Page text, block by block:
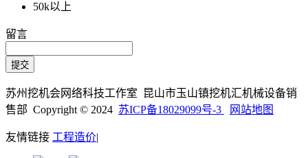
50k以上
留言
苏州挖机会网络科技工作室 昆山市玉山镇挖机汇机械设备销
售部 Copyright © 2024 苏ICP备18029099号-3 网站地图
友情链接 工程造价|